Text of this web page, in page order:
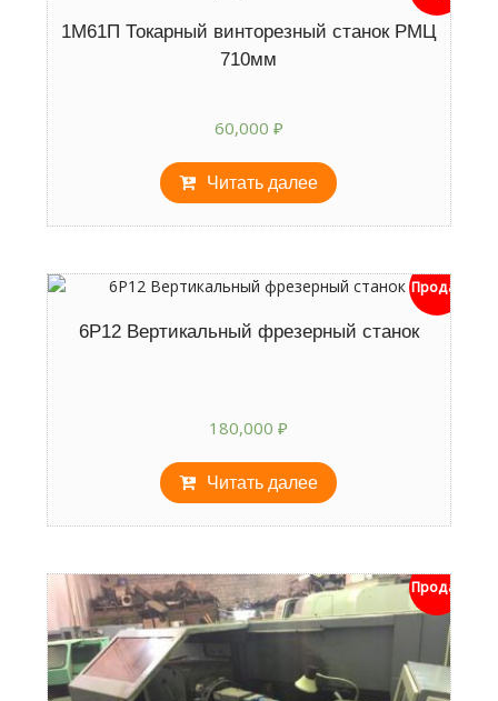
1М61П Токарный винторезный станок РМЦ
710мм
60,000 ₽
Читать далее
Продан
6Р12 Вертикальный фрезерный станок
180,000₽
Читать далее
Продан